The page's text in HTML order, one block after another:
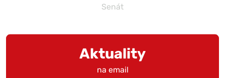
Senát
Aktuality
na email